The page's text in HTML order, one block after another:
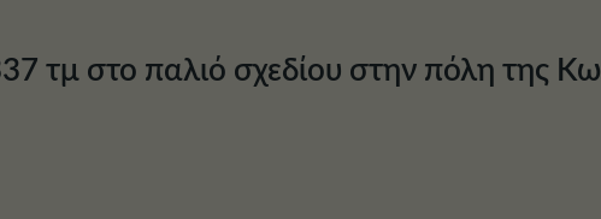
τμ στο παλιό σχεδίου στην πόλη της Κω